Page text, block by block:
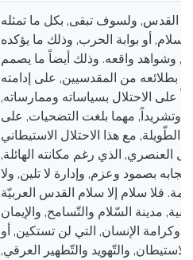
القدس, ولسوف تبقى, بكل ما تمثله
سلام, أو بوابة الحرب, وذلك ما يؤكده
وشواهد واقعه. وذلك أيضاً ما يصمم
من المقدسيين, على إدامته
على الاحتلال بسياساته وممارساته,
وتشريداً, مهما بلغت التضحيات, على
الطّويلة, مع هذا الاحتلال الاستيطاني
العنصري, الذي رغم مكانته الهائلة,
بصمود وعزم, وإدارة لا تلين, ولا
فلا سلام إلا سلام القدس العربيّة
مدينة السّلام والتّسامح, والإيمان
وكرامة الإنسان, التي لن تستكين, أو
والتّهويد والتّطهير العرقي,